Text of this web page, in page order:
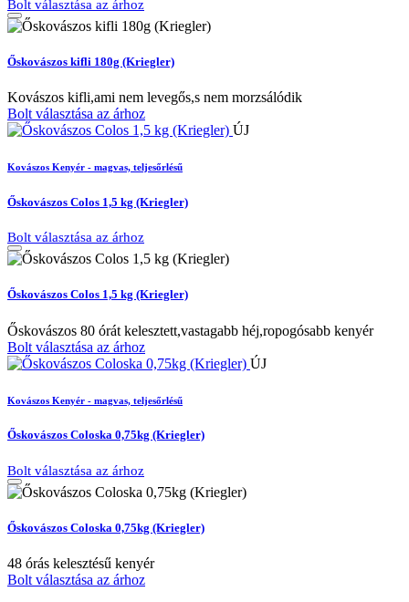
Bolt választása az árhoz
Őskovászos kifli 180g (Kriegler)
Kovászos kifli,ami nem levegős,s nem morzsálódik
Bolt választása az árhoz
ÚJ
Kovászos Kenyér - magvas, teljesőrlésű
Őskovászos Colos 1,5 kg (Kriegler)
Bolt választása az árhoz
Őskovászos Colos 1,5 kg (Kriegler)
Őskovászos 80 órát kelesztett,vastagabb héj,ropogósabb kenyér
Bolt választása az árhoz
ÚJ
Kovászos Kenyér - magvas, teljesőrlésű
Őskovászos Coloska 0,75kg (Kriegler)
Bolt választása az árhoz
Őskovászos Coloska 0,75kg (Kriegler)
48 órás kelesztésű kenyér
Bolt választása az árhoz